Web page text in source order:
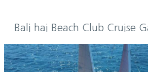
Bali hai Beach Club Cruise